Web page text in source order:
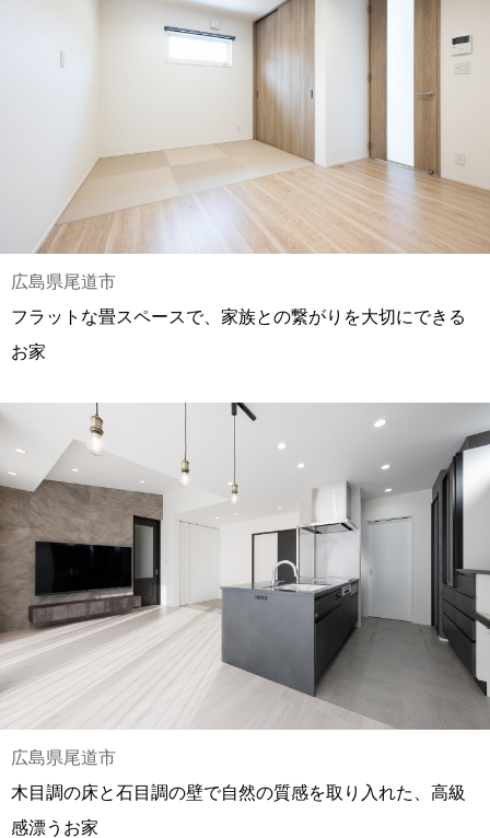
広島県尾道市
フラットな畳スペースで、家族との繋がりを大切にできる
お家
広島県尾道市
木目調の床と石目調の壁で自然の質感を取り入れた、高級
感漂うお家